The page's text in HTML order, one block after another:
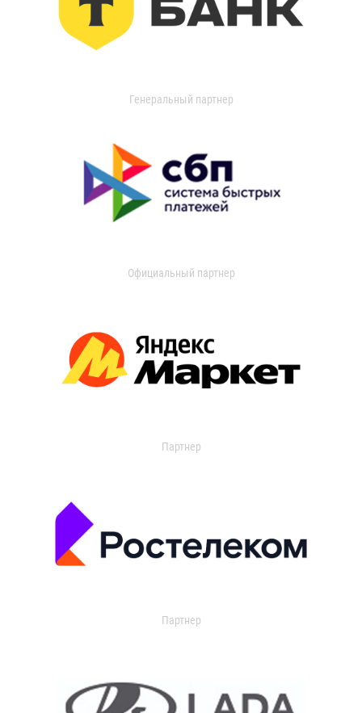
Генеральный партнер
Официальный партнер
Партнер
Партнер